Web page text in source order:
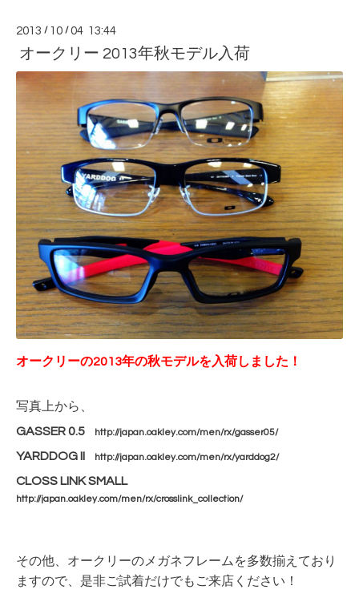
2013 / 10 /04 13:44
オークリー 2013年秋モデル入荷
オークリーの2013年の秋モデルを入荷しました！
写真上から、
GASSER 0.5 http://japan.oakley.com/men/rx/gasser05/
YARDDOG II http://japan.oakley.com/men/rx/yarddog2/
CLOSS LINK SMALL
http://japan.oakley.com/men/rx/crosslink_collection/
その他、オークリーのメガネフレームを多数揃えており
ますので、是非ご試着だけでもご来店ください！